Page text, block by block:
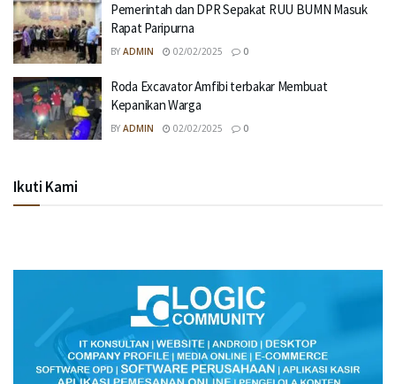
Pemerintah dan DPR Sepakat RUU BUMN Masuk
Rapat Paripurna
BY ADMIN 02/02/2025 0
Roda Excavator Amfibi terbakar Membuat
Kepanikan Warga
BY ADMIN 02/02/2025 0
Ikuti Kami